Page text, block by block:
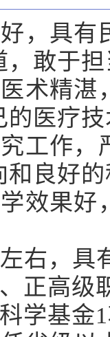
，具
，敢于
术精湛
的医疗
工作，
和良好
效果好
右，具
正高级
学基金